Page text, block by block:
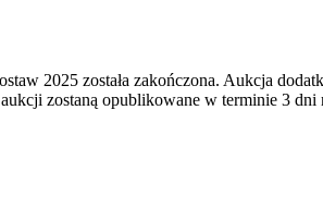
2025 została zakończona. Aukcja
zostaną opublikowane w terminie 3 dni